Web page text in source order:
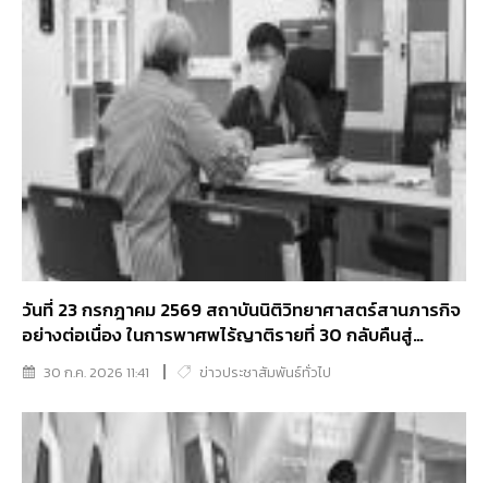
วันที่ 23 กรกฎาคม 2569 สถาบันนิติวิทยาศาสตร์สานภารกิจ
อย่างต่อเนื่อง ในการพาศพไร้ญาติรายที่ 30 กลับคืนสู่
ครอบครัว
30 ก.ค. 2026 11:41 ข่าวประชาสัมพันธ์ทั่วไป